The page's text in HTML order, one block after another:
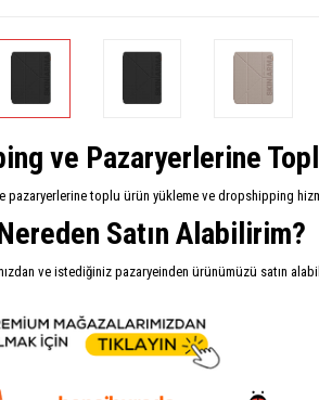
ve Pazaryerlerine
pazaryerlerine toplu ürün yükleme ve dropshipping
Satın Alabilirim?
ve istediğiniz pazaryeinden ürünümüzü satın